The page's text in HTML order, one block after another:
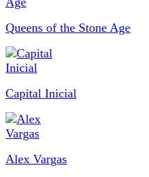
Queens of the Stone Age
Capital Inicial
Alex Vargas